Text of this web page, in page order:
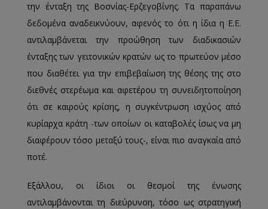
την ένταξη της Βοσνίας-Ερζεγοβίνης. Τα παραπάνω
δεδομένα αναδεικνύουν, αφενός το ότι η ίδια η Ε.Ε.
αντιλαμβάνεται την προώθηση των διαδικασιών
ένταξης των γειτονικών κρατών ως το πρωτεύον μέσο
που διαθέτει για την επιβεβαίωση της θέσης της στο
διεθνές στερέωμα και αφετέρου τη συνειδητοποίηση
ότι σε καιρούς κρίσης, η συγκέντρωση ισχύος από
κυρίαρχα κράτη -των οποίων οι καταβολές ίσως να μη
διαφέρουν τόσο μεταξύ τους-, είναι πιο αναγκαία από
ποτέ.
Εξάλλου, οι ίδιοι οι θεσμοί της ένωσης
αντιλαμβάνονται τη διεύρυνση, τόσο ως στρατηγική